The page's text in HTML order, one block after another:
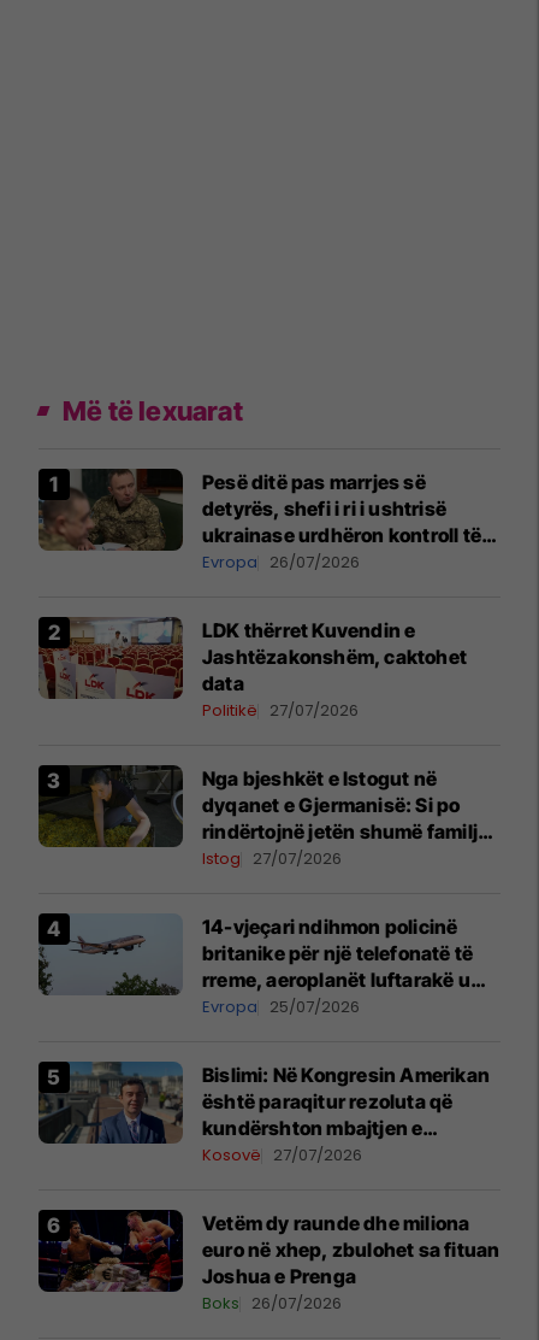
Më të lexuarat
Pesë ditë pas marrjes së
detyrës, shefi i ri i ushtrisë
ukrainase urdhëron kontroll të
madh
Evropa 26/07/2026
LDK thërret Kuvendin e
Jashtëzakonshëm, caktohet
data
Politikë 27/07/2026
Nga bjeshkët e Istogut në
dyqanet e Gjermanisë: Si po
rindërtojnë jetën shumë familje
nga eksporti i bimëve mjekësore
Istog 27/07/2026
14-vjeçari ndihmon policinë
britanike për një telefonatë të
rreme, aeroplanët luftarakë u
ngritën në ajër për të
Mançesterit
Evropa 25/07/2026
Bislimi: Në Kongresin Amerikan
është paraqitur rezoluta që
kundërshton mbajtjen e
Asamblesë Parlamentare të
Kosovë 27/07/2026
Vetëm dy raunde dhe miliona
euro në xhep, zbulohet sa fituan
Joshua e Prenga
Boks 26/07/2026